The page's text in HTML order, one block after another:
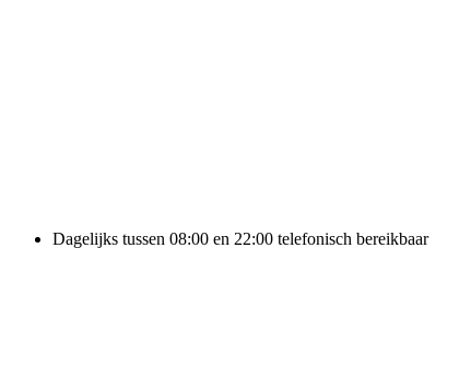
Dagelijks tussen 08:00 en 22:00 telefonisch bereikbaar